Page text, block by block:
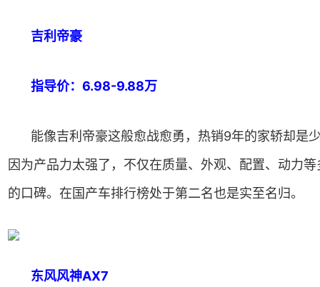
吉利帝豪
指导价：6.98-9.88万
能像吉利帝豪这般愈战愈勇，热销9年的家轿却是
因为产品力太强了，不仅在质量、外观、配置、动力
的口碑。在国产车排行榜处于第二名也是实至名归。
东风风神AX7